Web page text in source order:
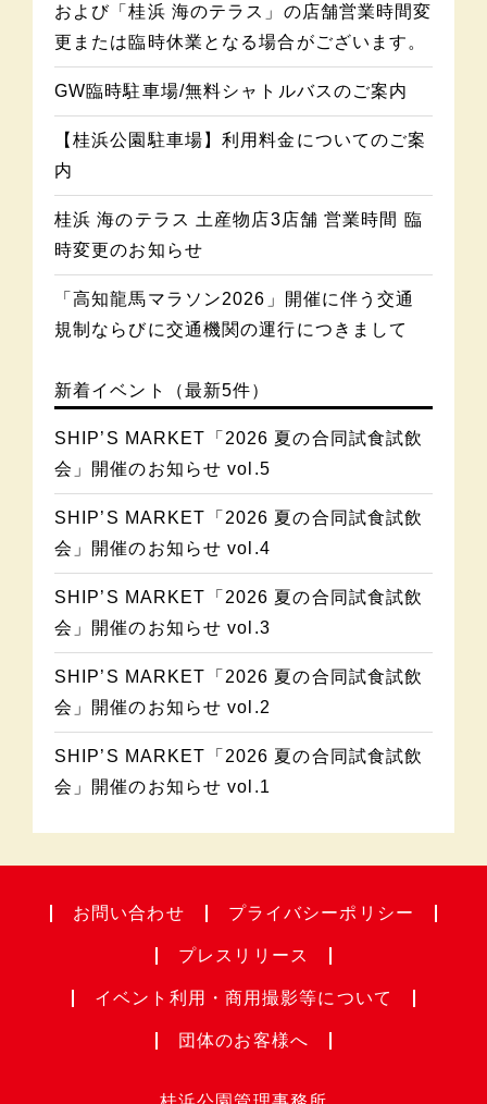
および「桂浜 海のテラス」の店舗営業時間変
更または臨時休業となる場合がございます。
GW臨時駐車場/無料シャトルバスのご案内
【桂浜公園駐車場】利用料金についてのご案
内
桂浜 海のテラス 土産物店3店舗 営業時間 臨
時変更のお知らせ
「高知龍馬マラソン2026」開催に伴う交通
規制ならびに交通機関の運行につきまして
新着イベント（最新5件）
SHIP’S MARKET「2026 夏の合同試食試飲
会」開催のお知らせ vol.5
SHIP’S MARKET「2026 夏の合同試食試飲
会」開催のお知らせ vol.4
SHIP’S MARKET「2026 夏の合同試食試飲
会」開催のお知らせ vol.3
SHIP’S MARKET「2026 夏の合同試食試飲
会」開催のお知らせ vol.2
SHIP’S MARKET「2026 夏の合同試食試飲
会」開催のお知らせ vol.1
お問い合わせ プライバシーポリシー
プレスリリース
イベント利用・ 商用撮影等について
団体のお客様へ